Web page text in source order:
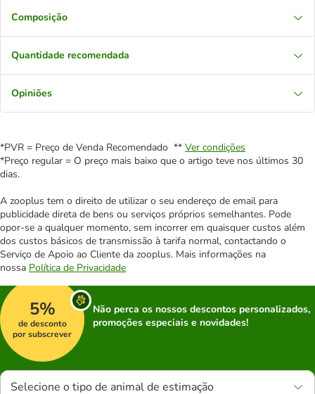
Composição
Quantidade recomendada
Opiniões
*PVR = Preço de Venda Recomendado ** Ver condições
*Preço regular = O preço mais baixo que o artigo teve nos últimos 30
dias.
A zooplus tem o direito de utilizar o seu endereço de email para
publicidade direta de bens ou serviços próprios semelhantes. Pode
opor-se a qualquer momento, sem incorrer em quaisquer custos além
dos custos básicos de transmissão à tarifa normal, contactando o
Serviço de Apoio ao Cliente da zooplus. Mais informações na
nossa Política de Privacidade
5%
de desconto
por subscrever
Não perca os nossos descontos personalizados,
promoções especiais e novidades!
Selecione o tipo de animal de estimação